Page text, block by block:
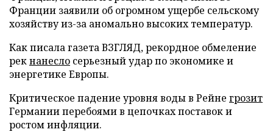
Франции заявили об огромном ущербе сельскому
хозяйству из-за аномально высоких температур.
Как писала газета ВЗГЛЯД, рекордное обмеление
рекнанесло серьезный удар по экономике и
энергетике Европы.
Критическое падение уровня воды в Рейне грозит
Германии перебоями в цепочках поставок и
ростом инфляции.